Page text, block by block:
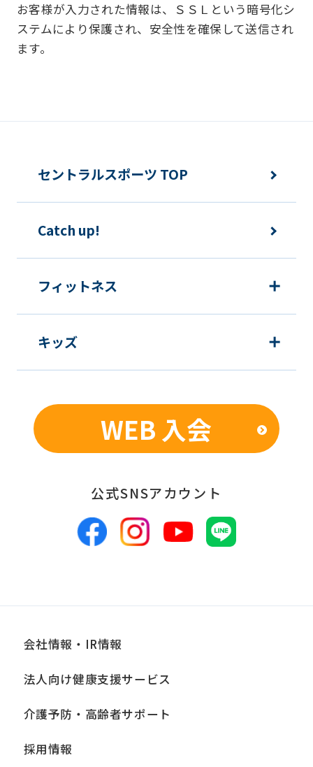
お客様からお預かりした個人情報は、以
下の目的で使用させて頂きます。また、
違法または不当な行為を助長し、または
ご利用上の諸連絡や利用状況の確認の
む）等、新商品・サービスの立案・開
発・実施のため
新商品・サービスやイベント情報を含
個人を特定できないよう加工したうえ
での統計的なデータの作成、活用、公
■個人情報の管理
当社は、お客様からお預かりした個人情
ざん、紛失等がないよう適正な管理に努
めます。当社において安全管理のために
講じている措置の内容については、本プ
■個人情報の開示
当社は、お客様からお預かりした個人情
本人の同意なく第三者に提供、開示いた
しません。ただし、法令により当社がお
お客様が入力された情報は、ＳＳＬという暗号化シ
ステムにより保護され、安全性を確保して送信され
ます。
セントラルスポーツ TOP
Catch up!
フィットネス
キッズ
WEB 入会
公式SNSアカウント
会社情報・IR情報
法人向け健康支援サービス
介護予防・高齢者サポート
採用情報